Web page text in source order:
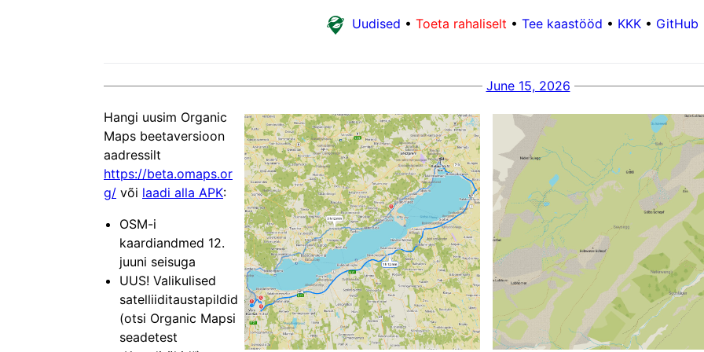
Uudised • Toeta rahaliselt • Tee kaastööd • KKK • GitHub
June 15, 2026
Hangi uusim Organic
Maps beetaversioon
aadressilt
https://beta.omaps.or
g/ või laadi alla APK:
OSM-i
kaardiandmed 12.
juuni seisuga
UUS! Valikulised
satelliiditaustapildid
(otsi Organic Mapsi
seadetest